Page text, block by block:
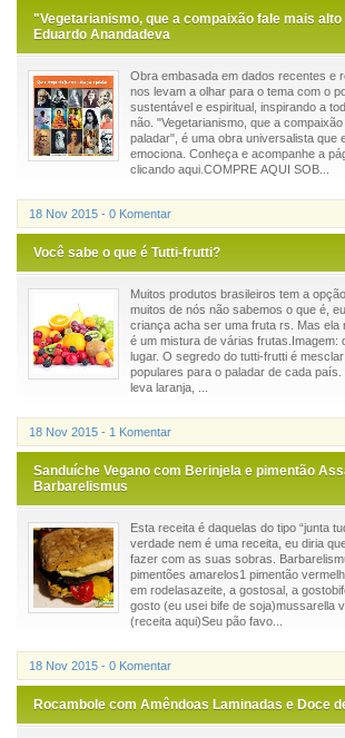
"Vegetarianismo, que a compaixão fale mais
Eduardo Anandadeva
Obra embasada em dados recentes e
nos levam a olhar para o tema com o
sustentável e espiritual, inspirando a
não. "Vegetarianismo, que a
paladar", é uma obra universalista que
emociona. Conheça e acompanhe a
clicando aqui.COMPRE AQUI SOB...
18 Nov 2015 - 0 Komentar
Você sabe o que é Tutti-frutti?
Muitos produtos brasileiros tem a
muitos de nós não sabemos o que é,
criança acha ser uma fruta rs. Mas ela
é um mistura de várias frutas.Imagem:
lugar. O segredo do tutti-frutti é
populares para o paladar de cada
leva laranja, ...
18 Nov 2015 - 1 Komentar
Sanduíche Vegano com Berinjela e pimentão
Barbarelismus
Esta receita é daquelas do tipo “junta
verdade nem é uma receita, eu diria
fazer com as suas sobras.
pimentões amarelos1 pimentão
em rodelasazeite, a gostosal, a
gosto (eu usei bife de soja)mussarella
(receita aqui)Seu pão favo...
18 Nov 2015 - 0 Komentar
Rocambole com Amêndoas Laminadas e Doce